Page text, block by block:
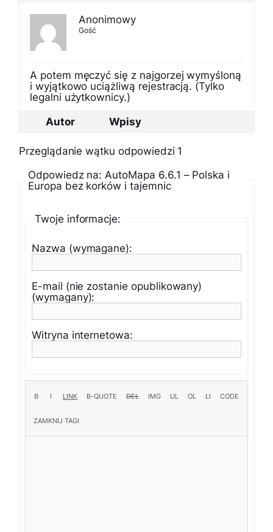
Anonimowy
Gość
A potem męczyć się z najgorzej wymyśloną
i wyjątkowo uciążliwą rejestracją. (Tylko
legalni użytkownicy.)
Autor
Wpisy
Przeglądanie wątku odpowiedzi 1
Odpowiedz na: AutoMapa 6.6.1 – Polska i
Europa bez korków i tajemnic
Twoje informacje:
Nazwa (wymagane):
E-mail (nie zostanie opublikowany)
(wymagany):
Witryna internetowa: